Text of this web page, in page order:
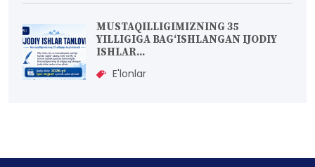
MUSTAQILLIGIMIZNING 35
YILLIGIGA BAG‘ISHLANGAN IJODIY
ISHLAR...
E'lonlar